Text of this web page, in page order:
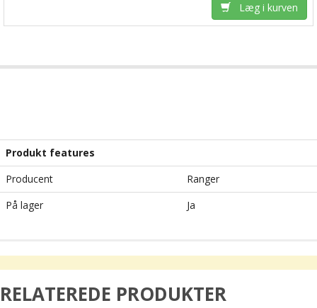
Læg i kurven
Produkt features
Producent
Ranger
På lager
Ja
RELATEREDE PRODUKTER